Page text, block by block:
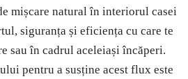
mișcare natural în interiorul casei
siguranța și eficiența cu care te
sau în cadrul aceleiași încăperi.
pentru a susține acest flux este